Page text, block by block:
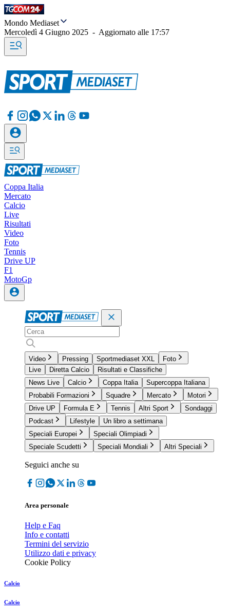
Mondo Mediaset
Mercoledì 4 Giugno 2025 - Aggiornato alle 17:57
Coppa Italia
Mercato
Calcio
Live
Risultati
Video
Foto
Tennis
Drive UP
F1
MotoGp
Video Pressing Sportmediaset XXL
Foto
Live
Diretta Calcio
Risultati e Classifiche
News Live
Calcio Coppa Italia
Supercoppa Italiana
Probabili Formazioni
Squadre Mercato
Motori
Drive UP
Formula E Tennis Altri Sport
Sondaggi
Podcast
Lifestyle
Un libro a settimana
Speciali Europei
Speciali Olimpiadi
Speciale Scudetti
Speciali Mondiali Altri Speciali
Seguici anche su
Area personale
Help e Faq
Info e contatti
Termini del servizio
Utilizzo dati e privacy
Cookie Policy
Calcio
Calcio